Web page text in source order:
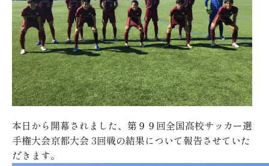
本日から開幕されました、 第９９回全国高校サッカー選
手権大会京都大会 3回戦の結果について報告させていた
だきます。